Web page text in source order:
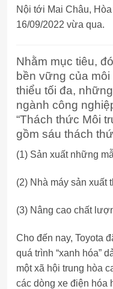
Nội tới Mai Châu,
16/09/2022 vừa qua.
Nhằm mục tiêu,
bền vững của
thiểu tối đa,
ngành công
“Thách thức Môi
gồm sáu thách
(1) Sản xuất những
(2) Nhà máy sản xuất
(3) Nâng cao chất
Cho đến nay, Toyota
quá trình “xanh hóa”
một xã hội trung hòa
các dòng xe điện hóa